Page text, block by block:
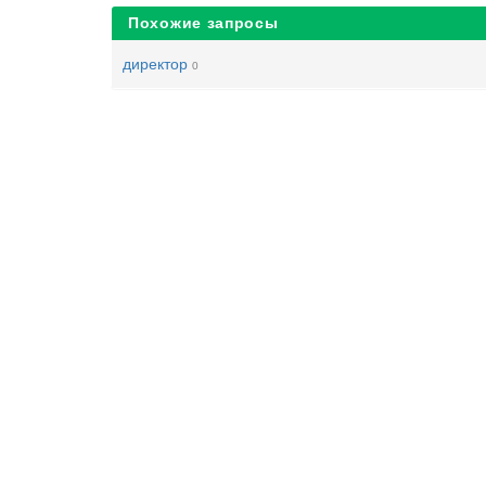
Похожие запросы
директор 0